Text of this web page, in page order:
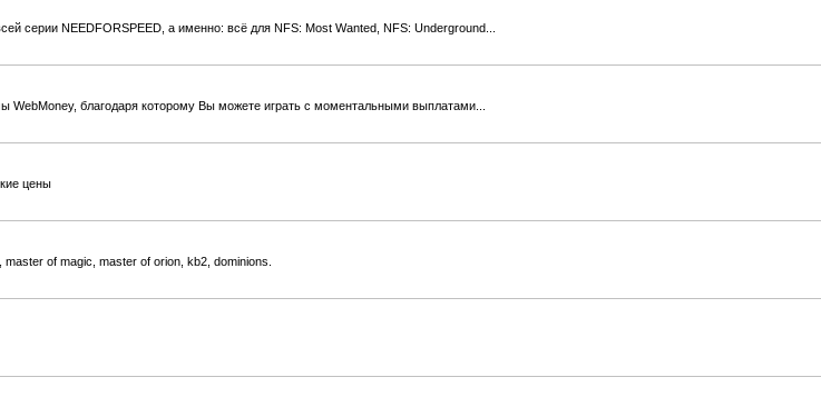
серии NEEDFORSPEED, а именно: всё для NFS: Most Wanted, NFS: Underground...
благодаря которому Вы можете играть с моментальными выплатами...
цены
of magic, master of orion, kb2, dominions.